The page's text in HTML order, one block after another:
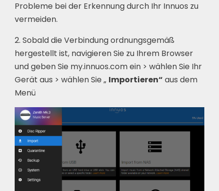
Probleme bei der Erkennung durch Ihr Innuos zu
vermeiden.
2. Sobald die Verbindung ordnungsgemäß
hergestellt ist, navigieren Sie zu Ihrem Browser
und geben Sie my.innuos.com ein > wählen Sie Ihr
Gerät aus > wählen Sie „ Importieren“ aus dem
Menü